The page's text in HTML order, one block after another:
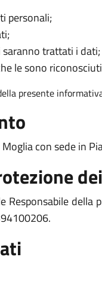
personali;
saranno trattati i dati;
le sono
presente
con sede in
Responsabile